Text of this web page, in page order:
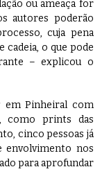
ou ameaça for
autores poderão
cuja pena
cadeia, o que pode
– explicou o
em Pinheiral com
como prints das
cinco pessoas já
envolvimento nos
para aprofundar